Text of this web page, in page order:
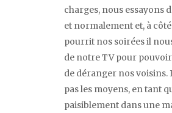
charges, nous essayons
et normalement et, à
pourrit nos soirées il
de notre TV pour
de déranger nos voisins.
pas les moyens, en tant
paisiblement dans une